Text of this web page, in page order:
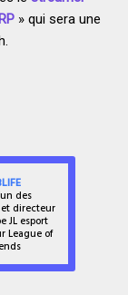
» qui sera une
des
directeur
JL esport
League of